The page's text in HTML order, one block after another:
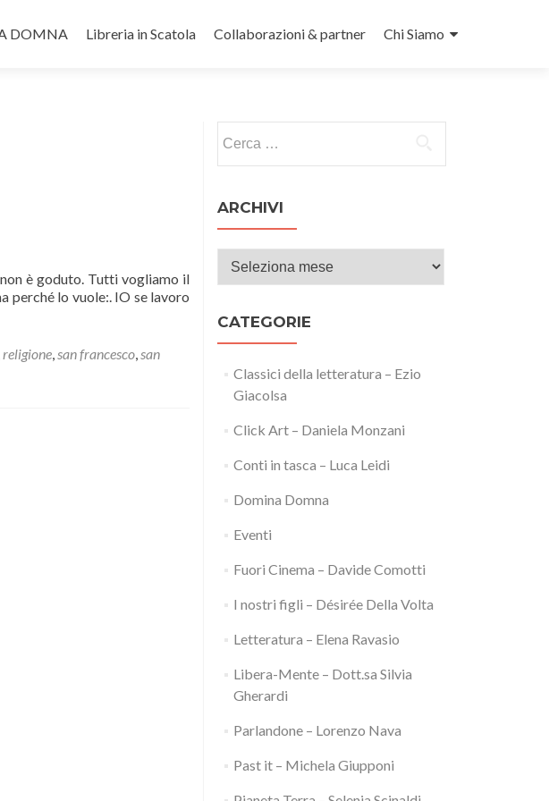
DOMNA Libreria in Scatola Collaborazioni & partner Chi Siamo
non è goduto. Tutti vogliamo il
perché lo vuole:. IO se lavoro
religione,san francesco,san
ARCHIVI
Archivi
CATEGORIE
Classici della letteratura – Ezio
Giacolsa
Click Art – Daniela Monzani
Conti in tasca – Luca Leidi
Domina Domna
Eventi
Fuori Cinema – Davide Comotti
I nostri figli – Désirée Della Volta
Letteratura – Elena Ravasio
Libera-Mente – Dott.sa Silvia
Gherardi
Parlandone – Lorenzo Nava
Past it – Michela Giupponi